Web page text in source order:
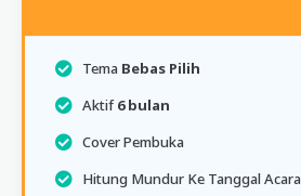
Tema Bebas Pilih
Aktif6 bulan
Cover Pembuka
Hitung Mundur Ke Tanggal Acara